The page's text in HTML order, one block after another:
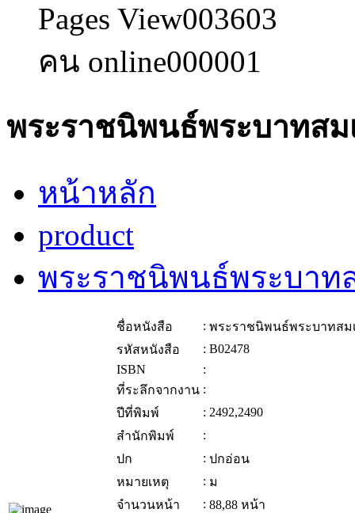
Pages View003603
คน online000001
พระราชนิพนธ์พระบาทสม
หน้าหลัก
product
พระราชนิพนธ์พระบาท
ชื่อหนังสือ : พระราชนิพนธ์พระบาทสม
รหัสหนังสือ
: B02478
ISBN
:
ที่ระลึกจากงาน :
ปีที่พิมพ์
: 2492,2490
สำนักพิมพ์
:
ปก
: ปกอ่อน
หมายเหตุ
: ม
จำนวนหน้า
: 88,88 หน้า